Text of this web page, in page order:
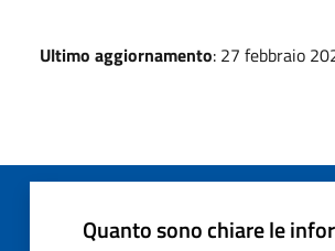
Ultimo aggiornamento: 27 febbraio
Quanto sono chiare le